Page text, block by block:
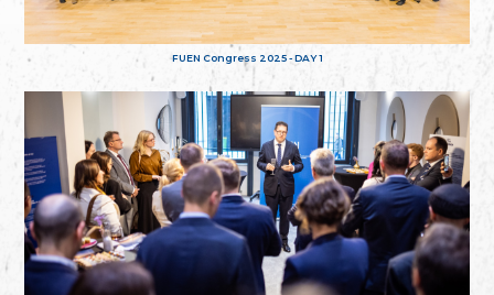
FUEN Congress 2025 - DAY 1